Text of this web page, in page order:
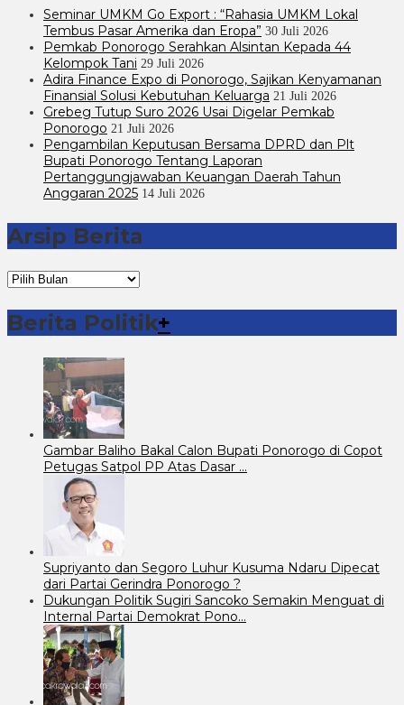
Seminar UMKM Go Export : “Rahasia UMKM Lokal
Tembus Pasar Amerika dan Eropa” 30 Juli 2026
Pemkab Ponorogo Serahkan Alsintan Kepada 44
Kelompok Tani 29 Juli 2026
Adira Finance Expo di Ponorogo, Sajikan Kenyamanan
Finansial Solusi Kebutuhan Keluarga 21 Juli 2026
Grebeg Tutup Suro 2026 Usai Digelar Pemkab
Ponorogo 21 Juli 2026
Pengambilan Keputusan Bersama DPRD dan Plt
Bupati Ponorogo Tentang Laporan
Pertanggungjawaban Keuangan Daerah Tahun
Anggaran 2025 14 Juli 2026
Arsip Berita
Arsip
Berita
Berita Politik+
Gambar Baliho Bakal Calon Bupati Ponorogo di Copot
Petugas Satpol PP Atas Dasar …
Supriyanto dan Segoro Luhur Kusuma Ndaru Dipecat
dari Partai Gerindra Ponorogo ?
Dukungan Politik Sugiri Sancoko Semakin Menguat di
Internal Partai Demokrat Pono…